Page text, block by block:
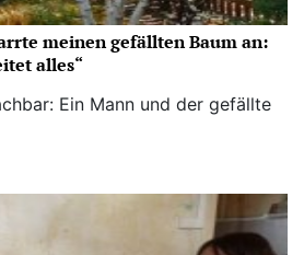
meinen gefällten Baum an:
alles“
Ein Mann und der gefällte